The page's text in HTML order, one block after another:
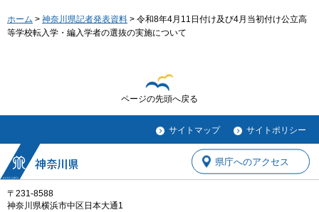
ホーム > 神奈川県記者発表資料 > 令和8年4月11日付け及び4月当初付け公立高
等学校転入学・編入学者の選抜の実施について
ページの先頭へ戻る
サイトマップ サイトポリシー
〒231-8588
神奈川県横浜市中区日本大通1
県庁へのアクセス